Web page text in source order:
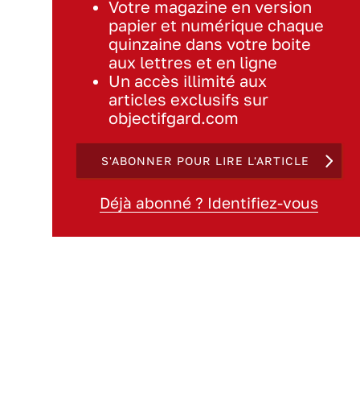
Votre magazine en version
papier et numérique chaque
quinzaine dans votre boite
aux lettres et en ligne
Un accès illimité aux
articles exclusifs sur
objectifgard.com
S'ABONNER POUR LIRE L'ARTICLE
Déjà abonné ? Identifiez-vous